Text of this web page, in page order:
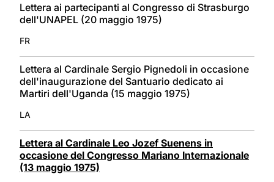
Lettera ai partecipanti al Congresso di Strasburgo
dell'UNAPEL (20 maggio 1975)
FR
Lettera al Cardinale Sergio Pignedoli in occasione
dell'inaugurazione del Santuario dedicato ai
Martiri dell'Uganda (15 maggio 1975)
LA
Lettera al Cardinale Leo Jozef Suenens in
occasione del Congresso Mariano Internazionale
(13 maggio 1975)